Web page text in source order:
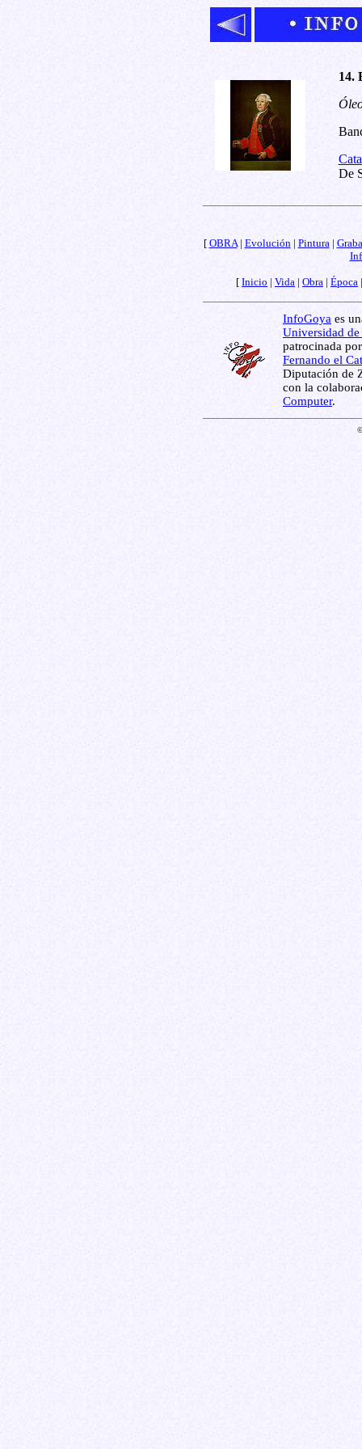
14.
De
[ OBRA| Evolución| Pintura|
[ Inicio | Vida | Obra | Época
InfoGoya es
Universidad de
patrocinada
Fernando el
Diputación de
con la
Computer.